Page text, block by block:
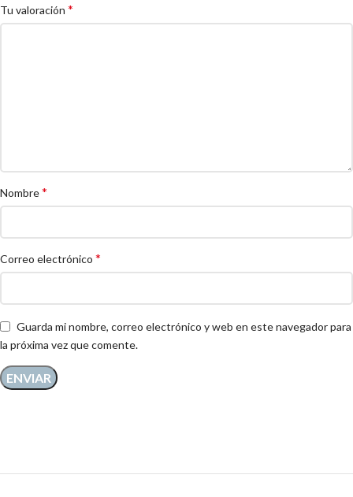
Tu valoración *
Nombre*
Correo electrónico *
Guarda mi nombre, correo electrónico y web en este navegador para
la próxima vez que comente.